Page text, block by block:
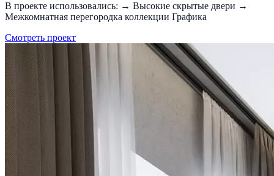
В проекте использовались: → Высокие скрытые двери →
Межкомнатная перегородка коллекции Графика
Смотреть проект